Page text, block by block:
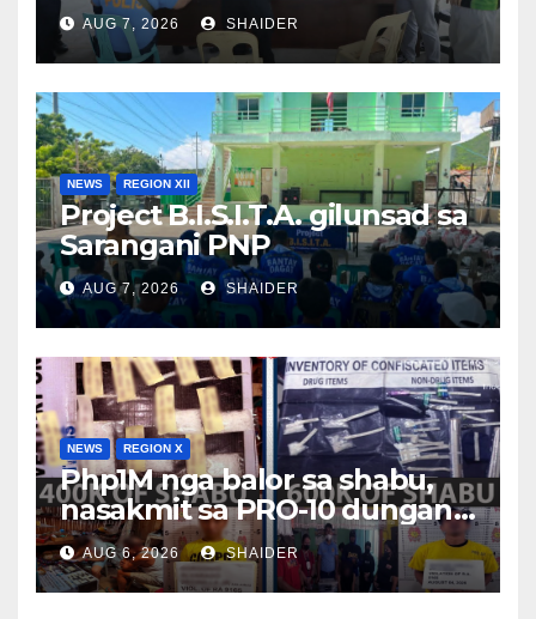
AUG 7, 2026 SHAIDER
NEWS REGION XII
Project B.I.S.I.T.A. gilunsad sa
Sarangani PNP
AUG 7, 2026 SHAIDER
NEWS REGION X
Php1M nga balor sa shabu,
nasakmit sa PRO-10 dungan
sa pagkadakop sa duha ka
HVI sa magkalahing
operasyon
AUG 6, 2026 SHAIDER